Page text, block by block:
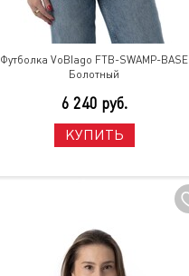
Футболка VoBlago FTB-SWAMP-BASE
Болотный
6 240 руб.
КУПИТЬ